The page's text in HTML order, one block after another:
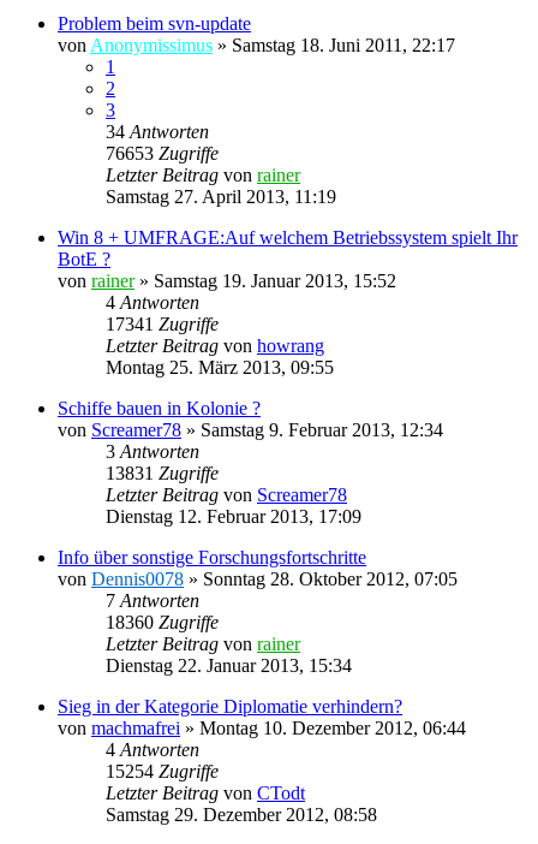
Problem beim svn-update
von Anonymissimus » Samstag 18. Juni 2011, 22:17
1
2
3
34 Antworten
76653 Zugriffe
Letzter Beitrag von rainer
Samstag 27. April 2013, 11:19
Win 8 + UMFRAGE:Auf welchem Betriebssystem spielt Ihr
BotE ?
von rainer» Samstag 19. Januar 2013, 15:52
4 Antworten
17341 Zugriffe
Letzter Beitrag von howrang
Montag 25. März 2013, 09:55
Schiffe bauen in Kolonie ?
von Screamer78 » Samstag 9. Februar 2013, 12:34
3 Antworten
13831 Zugriffe
Letzter Beitrag von Screamer78
Dienstag 12. Februar 2013, 17:09
Info über sonstige Forschungsfortschritte
von Dennis0078 » Sonntag 28. Oktober 2012, 07:05
7 Antworten
18360 Zugriffe
Letzter Beitrag von rainer
Dienstag 22. Januar 2013, 15:34
Sieg in der Kategorie Diplomatie verhindern?
von machmafrei » Montag 10. Dezember 2012, 06:44
4 Antworten
15254 Zugriffe
Letzter Beitrag von CTodt
Samstag 29. Dezember 2012, 08:58